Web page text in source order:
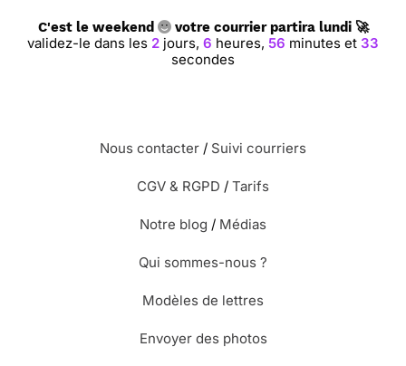
⭐⭐⭐⭐⭐ Le 13/05/2020 : Très bonne satisfaction
⭐⭐⭐⭐⭐ Le 13/05/2020 : Merci pour ce service
confinement par ce biais Bravo
⭐⭐⭐⭐⭐ Le 13/05/2020 : Tout s'est bien passé. La
carte sous enveloppe est bien arrivée
⭐⭐⭐⭐⭐ Le 11/05/2020 : Je suis satisfaite mais j'ai
C'est le weekend votre courrier partira lundi 🚀
validez-le dans les 2 jours,6 heures,56 minutes et32
secondes
Nous contacter / Suivi courriers
CGV & RGPD / Tarifs
Notre blog / Médias
Qui sommes-nous ?
Modèles de lettres
Envoyer des photos